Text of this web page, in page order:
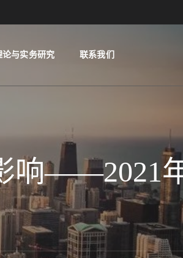
论与实务研究 联系我们
响——2021